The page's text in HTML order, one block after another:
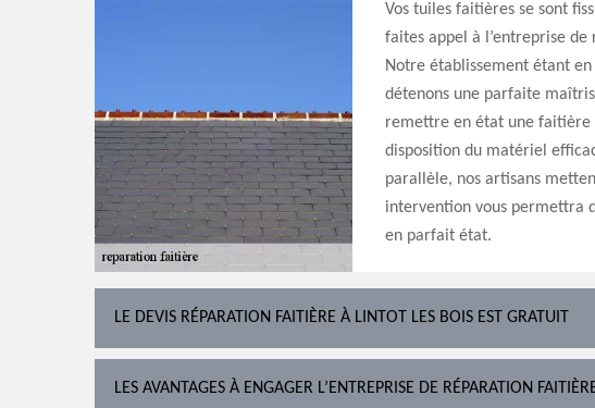
Vos tuiles faitières se sont
faites appel à l’entreprise
Notre établissement étant
détenons une parfaite
remettre en état une faitière
disposition du matériel
parallèle, nos artisans
intervention vous permettra
en parfait état.
LE DEVIS RÉPARATION FAITIÈRE À LINTOT LES BOIS EST GRATUIT
LES AVANTAGES À ENGAGER L’ENTREPRISE DE RÉPARATION